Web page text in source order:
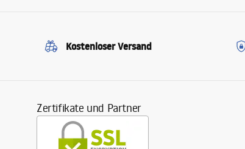
Kostenloser Versand
Zertifikate und Partner